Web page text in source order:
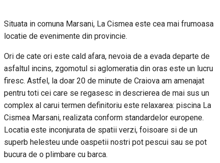
Situata in comuna Marsani, La Cismea este cea mai frumoasa
locatie de evenimente din provincie.
Ori de cate ori este cald afara, nevoia de a evada departe de
asfaltul incins, zgomotul si aglomeratia din oras este un lucru
firesc. Astfel, la doar 20 de minute de Craiova am amenajat
pentru toti cei care se regasesc in descrierea de mai sus un
complex al carui termen definitoriu este relaxarea: piscina La
Cismea Marsani, realizata conform standardelor europene.
Locatia este inconjurata de spatii verzi, foisoare si de un
superb helesteu unde oaspetii nostri pot pescui sau se pot
bucura de o plimbare cu barca.